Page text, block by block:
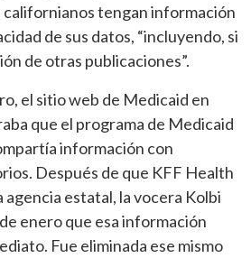
californianos tengan información
de sus datos, “incluyendo, si
de otras publicaciones”.
el sitio web de Medicaid en
que el programa de Medicaid
información con
Después de que KFF Health
estatal, la vocera Kolbi
enero que esa información
Fue eliminada ese mismo